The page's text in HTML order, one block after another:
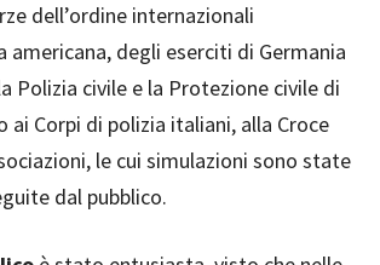
dell’ordine internazionali
americana, degli eserciti di Germania
Polizia civile e la Protezione civile di
ai Corpi di polizia italiani, alla Croce
le cui simulazioni sono state
dal pubblico.